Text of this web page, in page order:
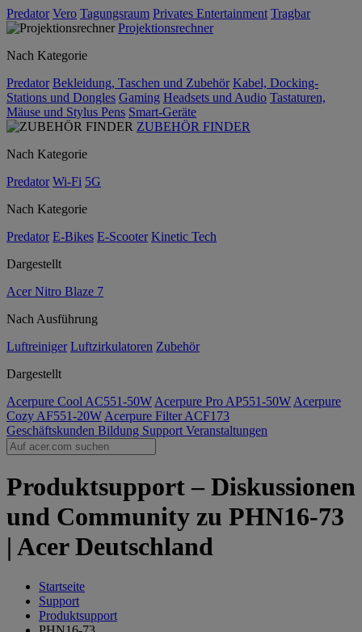
Predator Vero Tagungsraum Privates Entertainment Tragbar
Projektionsrechner
Nach Kategorie
Predator Bekleidung, Taschen und Zubehör Kabel, Docking-
Stations und Dongles Gaming Headsets und Audio Tastaturen,
Mäuse und Stylus Pens Smart-Geräte
ZUBEHÖR FINDER
Nach Kategorie
Predator Wi-Fi 5G
Nach Kategorie
Predator E-Bikes E-Scooter Kinetic Tech
Dargestellt
Acer Nitro Blaze 7
Nach Ausführung
Luftreiniger Luftzirkulatoren Zubehör
Dargestellt
Acerpure Cool AC551-50W Acerpure Pro AP551-50W Acerpure
Cozy AF551-20W Acerpure Filter ACF173
Geschäftskunden Bildung Support Veranstaltungen
Produktsupport – Diskussionen
und Community zu PHN16-73
| Acer Deutschland
Startseite
Support
Produktsupport